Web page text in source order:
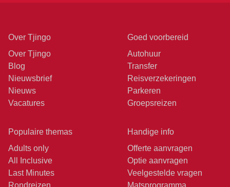
Over Tjingo
Over Tjingo
Blog
Nieuwsbrief
Nieuws
Vacatures
Goed voorbereid
Autohuur
Transfer
Reisverzekeringen
Parkeren
Groepsreizen
Populaire themas
Adults only
All Inclusive
Last Minutes
Rondreizen
Handige info
Offerte aanvragen
Optie aanvragen
Veelgestelde vragen
Matsprogramma